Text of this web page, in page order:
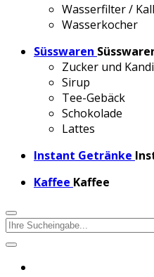
Wasserfilter /
Wasserkocher
Süsswaren
Zucker und
Sirup
Tee-Gebäck
Schokolade
Lattes
Instant Getränke
Kaffee Kaffee